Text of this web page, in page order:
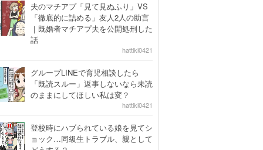
夫のマチアプ「見て見ぬふり」VS
「徹底的に詰める」友人2人の助言
｜既婚者マチアプ夫を公開処刑した
話
hattiki0421
グループLINEで育児相談したら
「既読スルー」返事しないなら未読
のままにしてほしい私は変？
hattiki0421
登校時にハブられている娘を見てシ
ョック…同級生トラブル、親として